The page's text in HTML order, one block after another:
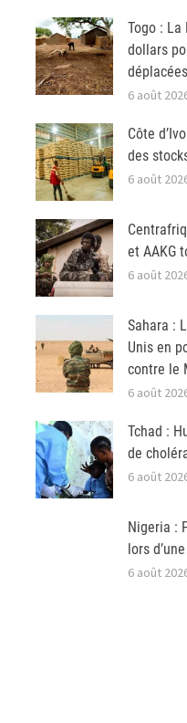
Togo : La
dollars
6 août
Côte
des
6 août
et AAKG
6 août
Sahara :
Unis en
contre le
6 août
Tchad :
de
6 août
Nigeria :
lors
6 août